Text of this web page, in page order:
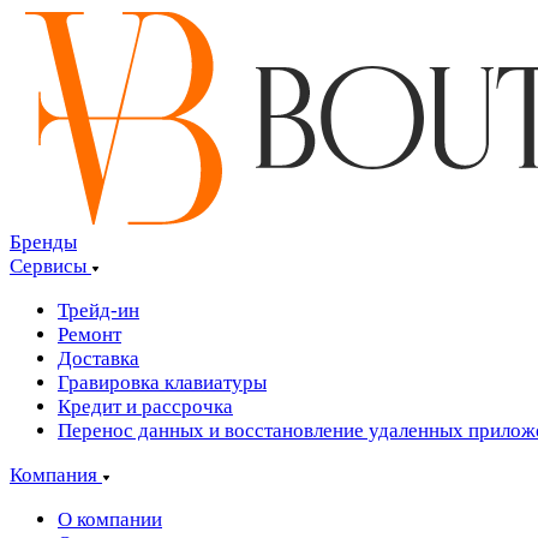
Бренды
Сервисы
Трейд-ин
Ремонт
Доставка
Гравировка клавиатуры
Кредит и рассрочка
Перенос данных и восстановление удаленных
Компания
О компании